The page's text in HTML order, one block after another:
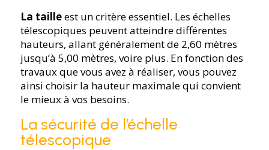
La tailleest un critère essentiel. Les échelles
télescopiques peuvent atteindre différentes
hauteurs, allant généralement de 2,60 mètres
jusqu’à 5,00 mètres, voire plus. En fonction des
travaux que vous avez à réaliser, vous pouvez
ainsi choisir la hauteur maximale qui convient
le mieux à vos besoins.
La sécurité de l’échelle
télescopique